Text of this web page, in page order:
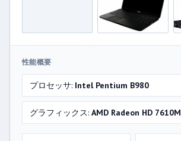
性能概要
プロセッサ: Intel Pentium B980
グラフィックス: AMD Radeon HD 7610M